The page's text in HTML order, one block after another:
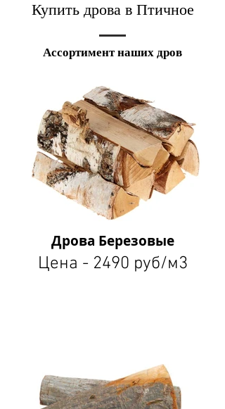
Купить дрова в Птичное
Ассортимент наших дров
Дрова Березовые
Цена - 2490 руб/м3